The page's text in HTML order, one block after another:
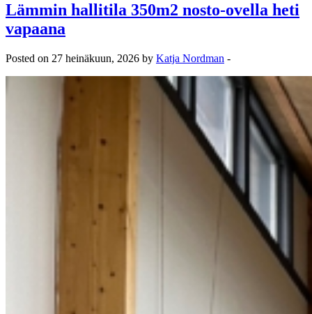
Lämmin hallitila 350m2 nosto-ovella heti
vapaana
Posted on 27 heinäkuun, 2026 by Katja Nordman -